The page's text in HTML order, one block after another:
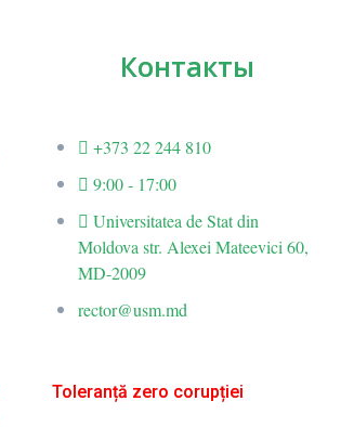
Контакты
+373 22 244 810
9:00 - 17:00
Universitatea de Stat din
Moldova str. Alexei Mateevici 60,
MD-2009
rector@usm.md
Toleranță zero corupției